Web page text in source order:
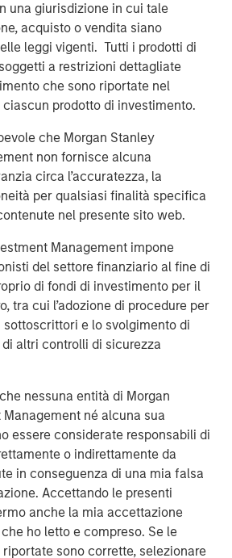
una giurisdizione in cui tale
acquisto o vendita siano
leggi vigenti. Tutti i prodotti di
a restrizioni dettagliate
che sono riportate nel
prodotto di investimento.
che Morgan Stanley
non fornisce alcuna
circa l’accuratezza, la
per qualsiasi finalità specifica
nel presente sito web.
Management impone
del settore finanziario al fine di
di fondi di investimento per il
tra cui l’adozione di procedure per
sottoscrittori e lo svolgimento di
altri controlli di sicurezza
nessuna entità di Morgan
né alcuna sua
essere considerate responsabili di
o indirettamente da
in conseguenza di una mia falsa
Accettando le presenti
anche la mia accettazione
che ho letto e compreso. Se le
sono corrette, selezionare
are speculative and include a high
could lose all or a substantial amount
investments are suitable only for
to forego liquidity and put capital at
of time. Alternative investments are
is no secondary market for private
investments into private funds.
often engage in leverage and other
may increase volatility and risk of
typically have higher fees and
vehicles, and such fees and
achieved by investors.
requirements as mutual funds,
provide periodic pricing or valuation
The investment strategies described in
not be suitable for your specific
you should consult your own tax,
at both the outset of any transaction
to determine such suitability.
that any investment strategy will work
and each investor should evaluate
and/or analysis expressed are those of
team as of the date of preparation
subject to change at any time without
economic conditions and may not
Furthermore, the views will not be
to reflect information that
available or circumstances existing, or
the date of publication. The views
the opinions of all investment
Investment Management (MSIM)